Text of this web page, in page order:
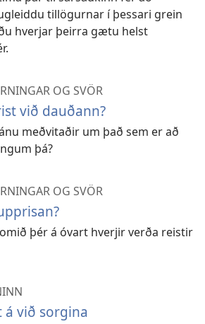
tillögurnar í þessari grein
hverjar þeirra gætu helst
OG SVÖR
við dauðann?
meðvitaðir um það sem er að
þá?
OG SVÖR
þér á óvart hverjir verða reistir
á við sorgina